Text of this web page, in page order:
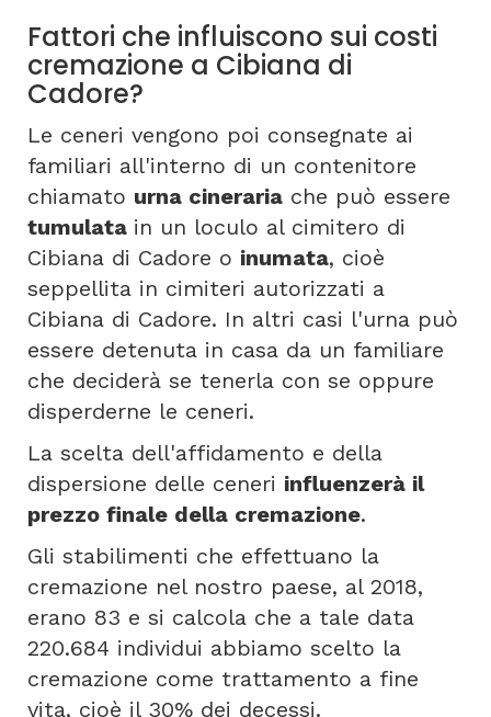
Fattori che influiscono sui costi
cremazione a Cibiana di
Cadore?
Le ceneri vengono poi consegnate ai
familiari all'interno di un contenitore
chiamato urna cineraria che può essere
tumulata in un loculo al cimitero di
Cibiana di Cadore o inumata, cioè
seppellita in cimiteri autorizzati a
Cibiana di Cadore. In altri casi l'urna può
essere detenuta in casa da un familiare
che deciderà se tenerla con se oppure
disperderne le ceneri.
La scelta dell'affidamento e della
dispersione delle ceneri influenzerà il
prezzo finale della cremazione.
Gli stabilimenti che effettuano la
cremazione nel nostro paese, al 2018,
erano 83 e si calcola che a tale data
220.684 individui abbiamo scelto la
cremazione come trattamento a fine
vita, cioè il 30% dei decessi.